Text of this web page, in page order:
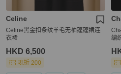
Celine
Celine黑金扣条纹羊毛无袖蓬蓬裙连
衣裙
HKD 6,500
現折 200
编